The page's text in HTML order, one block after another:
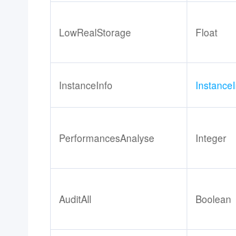
LowRealStorage Float
InstanceInfo
PerformancesAnalyse Integer
AuditAll Boolean